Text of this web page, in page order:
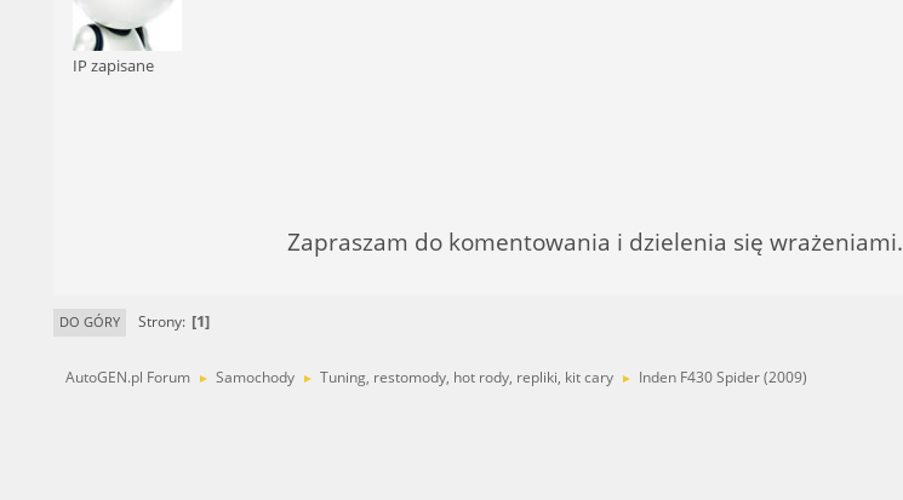
IP zapisane
Zapraszam do komentowania i dzielenia się wrażeniami.
DO GÓRY Strony 1
AutoGEN.pl Forum ► Samochody ► Tuning, restomody, hot rody, repliki, kit cary ►
Inden F430 Spider (2009)